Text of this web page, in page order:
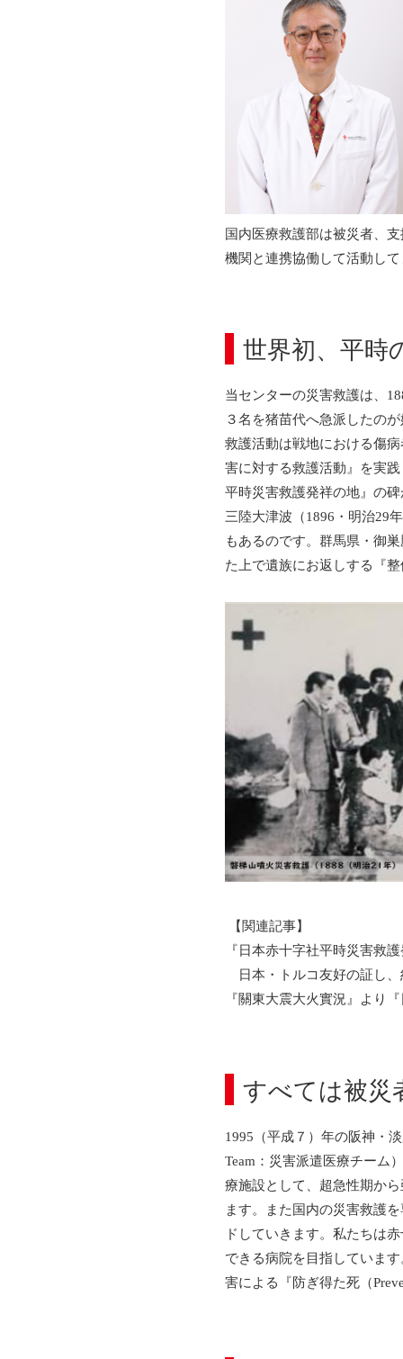
国内医療救護部は被災者、
機関と連携協働して活動し
世界初、平時
当センターの災害救護は、
３名を猪苗代へ急派したの
救護活動は戦地における傷
害に対する救護活動』を実
平時災害救護発祥の地』の
三陸大津波（1896・明治29
もあるのです。群馬県・御
た上で遺族にお返しする『
【関連記事】
『日本赤十字社平時災害救
日本・トルコ友好の証し、
『關東大震大火實況』より
すべては被災
1995（平成７）年の阪神・
Team：災害派遣医療チーム
療施設として、超急性期か
ます。また国内の災害救護
ドしていきます。私たちは
できる病院を目指していま
害による『防ぎ得た死（